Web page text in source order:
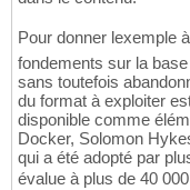
Pour donner
fondements sur la
sans toutefois
du format à exploiter
disponible comme
Docker, Solomon
qui a été adopté par
évalue à plus de 40